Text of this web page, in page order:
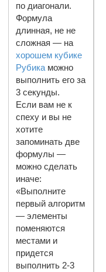
по диагонали.
Формула
длинная, не не
сложная — на
хорошем кубике
Рубика можно
выполнить его за
3 секунды.
Если вам не к
спеху и вы не
хотите
запоминать две
формулы —
можно сделать
иначе:
«Выполните
первый алгоритм
— элементы
поменяются
местами и
придется
выполнить 2-3